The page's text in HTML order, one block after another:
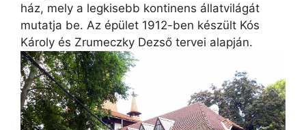
ház, mely a legkisebb kontinens állatvilágát
mutatja be. Az épület 1912-ben készült Kós
Károly és Zrumeczky Dezső tervei alapján.